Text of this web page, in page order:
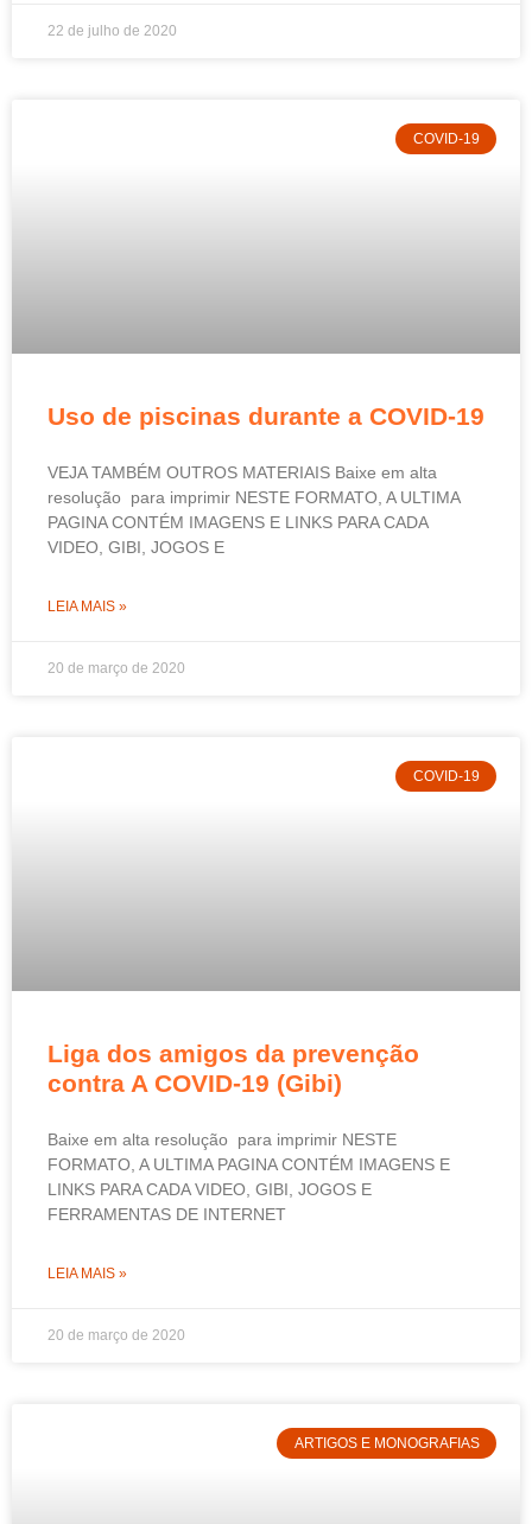
22 de julho de 2020
COVID-19
Uso de piscinas durante a COVID-19
VEJA TAMBÉM OUTROS MATERIAIS Baixe em alta
resolução para imprimir NESTE FORMATO, A ULTIMA
PAGINA CONTÉM IMAGENS E LINKS PARA CADA
VIDEO, GIBI, JOGOS E
LEIA MAIS »
20 de março de 2020
COVID-19
Liga dos amigos da prevenção
contra A COVID-19 (Gibi)
Baixe em alta resolução para imprimir NESTE
FORMATO, A ULTIMA PAGINA CONTÉM IMAGENS E
LINKS PARA CADA VIDEO, GIBI, JOGOS E
FERRAMENTAS DE INTERNET
LEIA MAIS »
20 de março de 2020
ARTIGOS E MONOGRAFIAS